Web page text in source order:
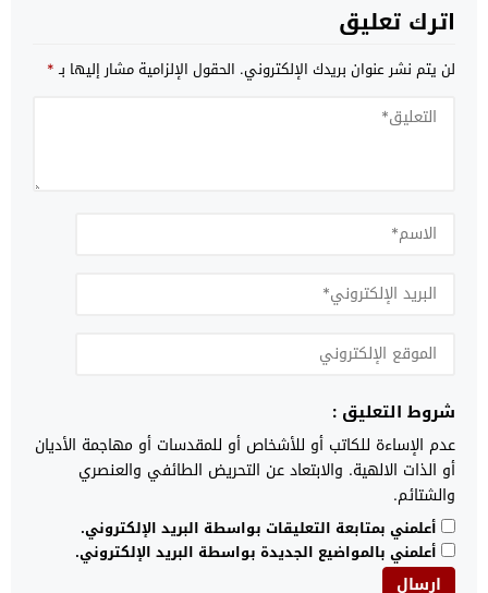
اترك تعليق
لن يتم نشر عنوان بريدك الإلكتروني. الحقول الإلزامية مشار إليها بـ*
شروط التعليق :
عدم الإساءة للكاتب أو للأشخاص أو للمقدسات أو مهاجمة الأديان
أو الذات الالهية. والابتعاد عن التحريض الطائفي والعنصري
والشتائم.
أعلمني بمتابعة التعليقات بواسطة البريد الإلكتروني.
أعلمني بالمواضيع الجديدة بواسطة البريد الإلكتروني.